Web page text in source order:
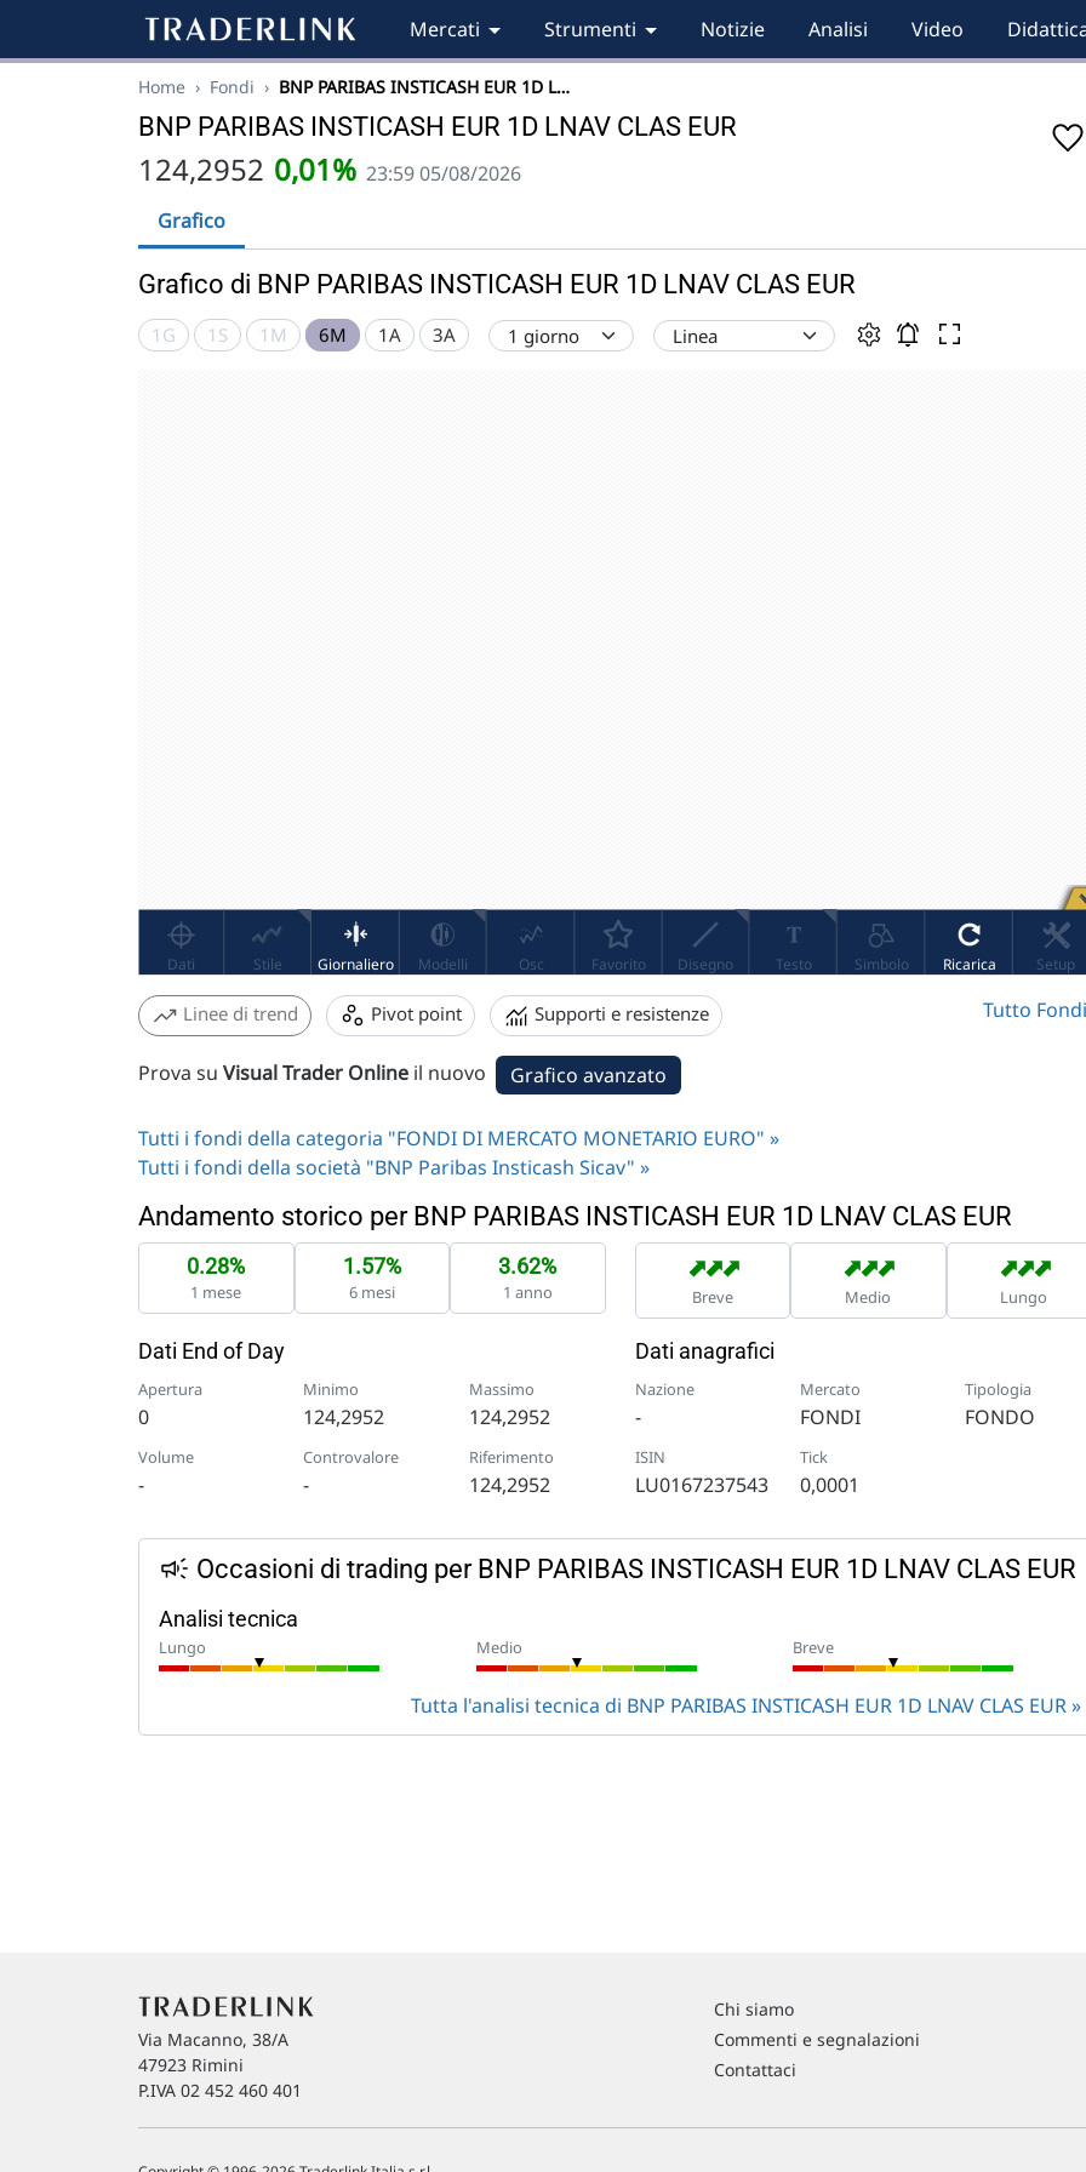
Mercati Strumenti Notizie Analisi Video
Home › Fondi › BNP PARIBAS INSTICASH EUR 1D L…
BNP PARIBAS INSTICASH EUR 1D LNAV CLAS EUR
124,2952 0,01% 23:59 05/08/2026
Grafico
Grafico di BNP PARIBAS INSTICASH EUR 1D LNAV CLAS EUR
1G 1S 1M 6M 1A 3A
Linee di trend Pivot point Supporti e resistenze Tutto
Prova su Visual Trader Online il nuovo Grafico avanzato
Tutti i fondi della categoria "FONDI DI MERCATO MONETARIO EURO" »
Tutti i fondi della società "BNP Paribas Insticash Sicav" »
Andamento storico per BNP PARIBAS INSTICASH EUR 1D LNAV CLAS EUR
0.28%
1 mese
1.57%
6 mesi
3.62%
1 anno
➡
➡
➡
Breve
➡
➡
➡
Medio
➡
➡
➡
Lungo
Dati End of Day
Apertura
0
Minimo
124,2952
Massimo
124,2952
Volume
-
Controvalore
-
Riferimento
124,2952
Dati anagrafici
Nazione
-
Mercato
FONDI
Tipologia
FONDO
ISIN
LU0167237543
Tick
0,0001
Occasioni di trading per BNP PARIBAS INSTICASH EUR 1D LNAV CLAS EUR
Analisi tecnica
Lungo Medio Breve
Tutta l'analisi tecnica di BNP PARIBAS INSTICASH EUR 1D LNAV CLAS EUR
Via Macanno, 38/A
47923 Rimini
P.IVA 02 452 460 401
Chi siamo
Commenti e segnalazioni
Contattaci